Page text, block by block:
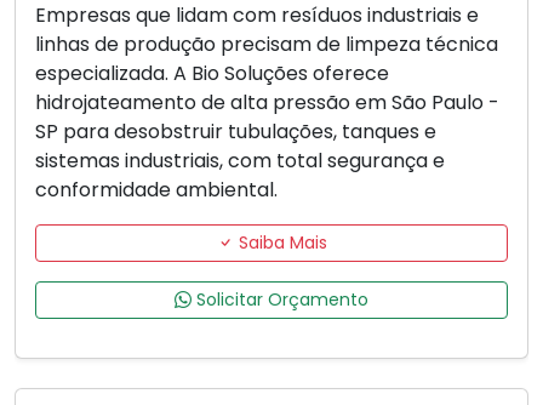
Empresas que lidam com resíduos industriais e
linhas de produção precisam de limpeza técnica
especializada. A Bio Soluções oferece
hidrojateamento de alta pressão em São Paulo -
SP para desobstruir tubulações, tanques e
sistemas industriais, com total segurança e
conformidade ambiental.
Saiba Mais
Solicitar Orçamento